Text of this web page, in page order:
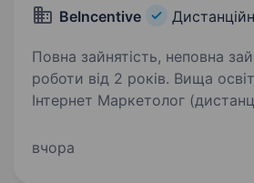
BeIncentive
Повна зайнятість, неповна
роботи від 2 років. Вища освіта.
Інтернет Маркетолог
в ОАЕ Основні обов’язки: Відповідальність
вчора